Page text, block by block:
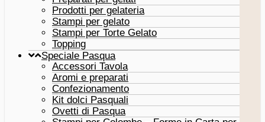
Prodotti per gelateria
Stampi per gelato
Stampi per Torte Gelato
Topping
Speciale Pasqua
Accessori Tavola
Aromi e preparati
Confezionamento
Kit dolci Pasquali
Ovetti di Pasqua